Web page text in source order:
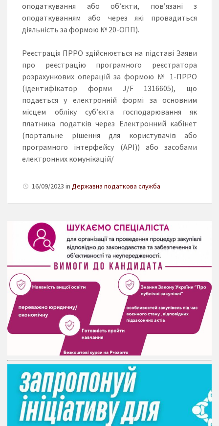
оподаткування або об’єкти, пов’язані з
оподаткуванням або через які провадиться
діяльність за формою № 20-ОПП).
Реєстрація ПРРО здійснюється на підставі Заяви
про реєстрацію програмного реєстратора
розрахункових операцій за формою № 1-ПРРО
(ідентифікатор форми J/F 1316605), що
подається у електронній формі за основним
місцем обліку суб’єкта господарювання як
платника податків через Електронний кабінет
(портальне рішення для користувачів або
програмного інтерфейсу (АРІ)) або засобами
електронних комунікацій/
16/09/2023 in Державна податкова служба